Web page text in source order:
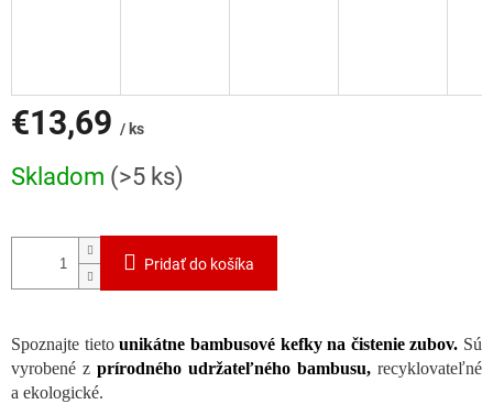
€13,69 / ks
cena:
Skladom (>5 ks)
Pridať do košíka
Spoznajte tietounikátne bambusové kefky na čistenie zubov. Sú
vyrobené z prírodného udržateľného bambusu, recyklovateľné
a ekologické.